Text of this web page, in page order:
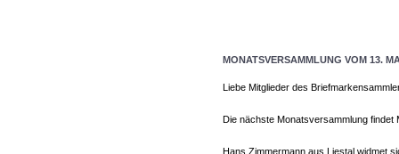
MONATSVERSAMMLUNG VOM 13.
Liebe Mitglieder des
Die nächste Monatsversammlung findet
Hans Zimmermann aus Liestal widmet